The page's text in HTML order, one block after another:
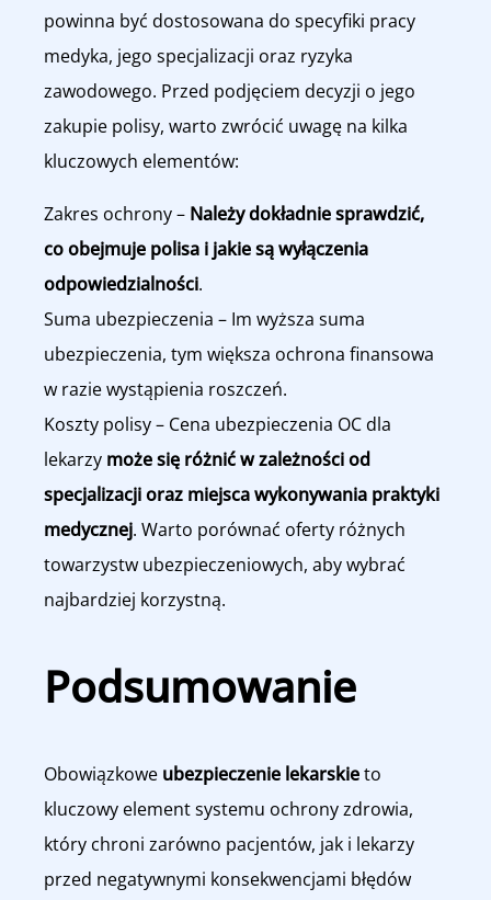
powinna być dostosowana do specyfiki pracy
medyka, jego specjalizacji oraz ryzyka
zawodowego. Przed podjęciem decyzji o jego
zakupie polisy, warto zwrócić uwagę na kilka
kluczowych elementów:
Zakres ochrony – Należy dokładnie sprawdzić,
co obejmuje polisa i jakie są wyłączenia
odpowiedzialności.
Suma ubezpieczenia – Im wyższa suma
ubezpieczenia, tym większa ochrona finansowa
w razie wystąpienia roszczeń.
Koszty polisy – Cena ubezpieczenia OC dla
lekarzy może się różnić w zależności od
specjalizacji oraz miejsca wykonywania praktyki
medycznej. Warto porównać oferty różnych
towarzystw ubezpieczeniowych, aby wybrać
najbardziej korzystną.
Podsumowanie
Obowiązkowe ubezpieczenie lekarskieto
kluczowy element systemu ochrony zdrowia,
który chroni zarówno pacjentów, jak i lekarzy
przed negatywnymi konsekwencjami błędów